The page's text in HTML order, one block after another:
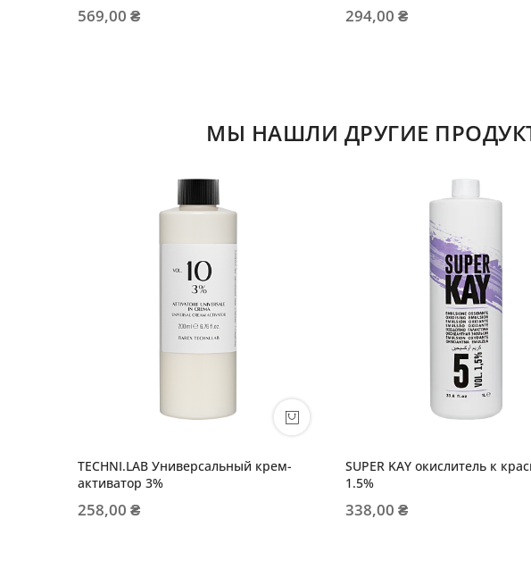
569,00 ₴ 294,00 ₴
МЫ НАШЛИ ДРУГИЕ
TECHNI.LAB Универсальный крем-
активатор 3%
258,00 ₴
SUPER KAY окислитель к
1.5%
338,00 ₴